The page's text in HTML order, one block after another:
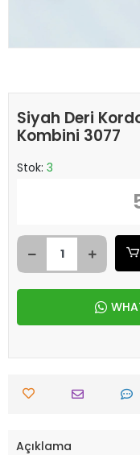
Siyah Deri
Kombini 3077
Stok: 3
Açıklama